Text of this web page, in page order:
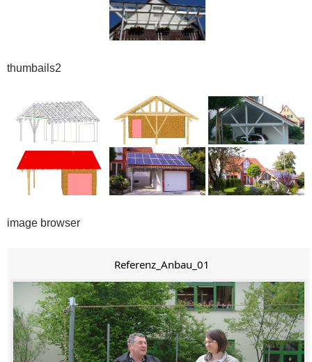
thumbails2
image browser
Referenz_Anbau_01